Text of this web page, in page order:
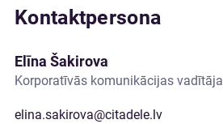
Kontaktpersona
Elīna Šakirova
Korporatīvās komunikācijas vadītāja
elina.sakirova@citadele.lv